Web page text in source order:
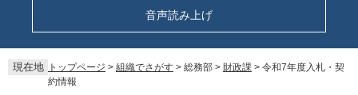
ー
音声読み上げ
現在地 トップページ > 組織でさがす > 総務部 > 財政課 > 令和7年度入札・契
約情報